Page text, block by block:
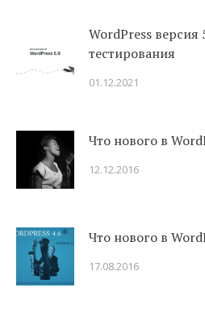
WordPress версия
тестирования
01.12.2021
Что нового в
12.12.2016
Что нового в
17.08.2016